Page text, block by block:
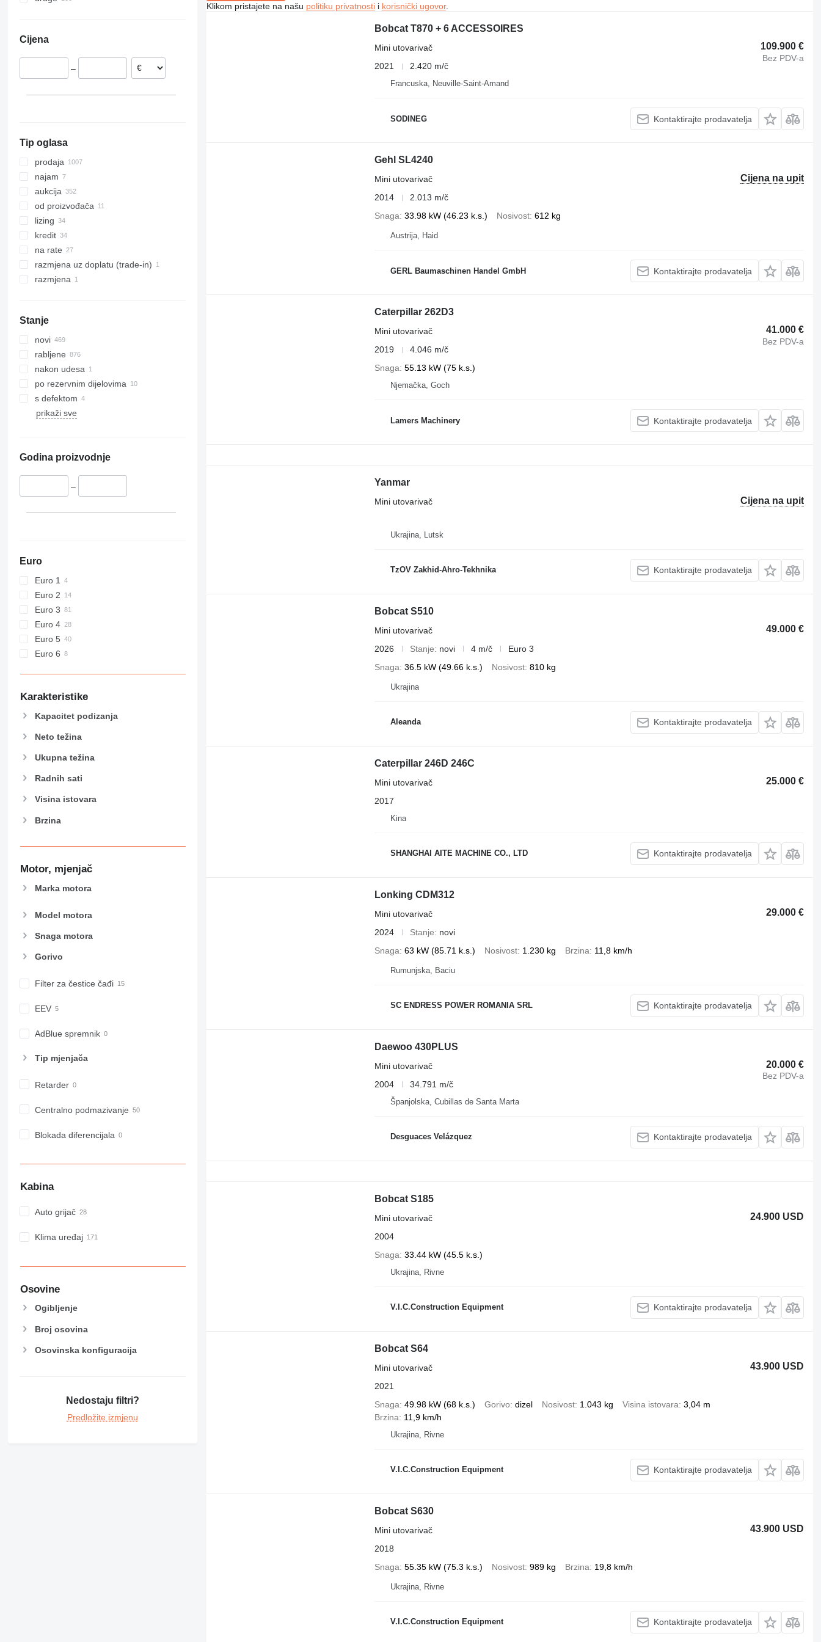
Poljska
Italija
Azerbejdžan
Turska
Urugvaj
Tanzanija
Cijena
–
Tip oglasa
prodaja
najam
aukcija
od proizvođača
lizing
kredit
na rate
razmjena uz doplatu (trade-in)
razmjena
Stanje
novi
rabljene
nakon udesa
po rezervnim dijelovima
s defektom
prikaži sve
Godina proizvodnje
–
Euro
Euro 1
Euro 2
Euro 3
Euro 4
Euro 5
Euro 6
Karakteristike
Kapacitet podizanja
Neto težina
Ukupna težina
Radnih sati
Visina istovara
Brzina
Motor, mjenjač
Marka motora
Model motora
Snaga motora
Gorivo
Filter za čestice čađi
EEV
AdBlue spremnik
Tip mјenjača
Retarder
Centralno podmazivanje
Blokada diferencijala
Kabina
Auto grijač
Klima uređaj
Osovine
Ogibljenje
Broj osovina
Osovinska konfiguracija
Nedostaju filtri?
Predložite izmjenu
Klikom pristajete na našu politiku privatnostii korisnički ugovor.
Bobcat T870 + 6 ACCESSOIRES
109.900 €
Bez PDV-a
Mini utovarivač
2021
2.420 m/č
Francuska, Neuville-Saint-Amand
SODINEG Kontaktirajte prodavatelja
Gehl SL4240
Cijena na upit
Mini utovarivač
2014
2.013 m/č
Snaga 33.98 kW (46.23 k.s.) Nosivost 612 kg
Austrija, Haid
GERL Baumaschinen Handel GmbH Kontaktirajte prodavatelja
Caterpillar 262D3
41.000 €
Bez PDV-a
Mini utovarivač
2019
4.046 m/č
Snaga 55.13 kW (75 k.s.)
Njemačka, Goch
Lamers Machinery Kontaktirajte prodavatelja
Yanmar
Cijena na upit
Mini utovarivač
Ukrajina, Lutsk
TzOV Zakhid-Ahro-Tekhnika Kontaktirajte prodavatelja
Bobcat S510
49.000 €
Mini utovarivač
2026
Stanje novi 4 m/č
Euro 3
Snaga 36.5 kW (49.66 k.s.) Nosivost 810 kg
Ukrajina
Aleanda Kontaktirajte prodavatelja
Caterpillar 246D 246C
25.000 €
Mini utovarivač
2017
Kina
SHANGHAI AITE MACHINE CO., LTD Kontaktirajte prodavatelja
Lonking CDM312
29.000 €
Mini utovarivač
2024
Stanje
novi
Snaga 63 kW (85.71 k.s.) Nosivost 1.230 kg Brzina 11,8 km/h
Rumunjska, Baciu
SC ENDRESS POWER ROMANIA SRL Kontaktirajte prodavatelja
Daewoo 430PLUS
20.000 €
Bez PDV-a
Mini utovarivač
2004
34.791 m/č
Španjolska, Cubillas de Santa Marta
Desguaces Velázquez Kontaktirajte prodavatelja
Bobcat S185
24.900 USD
Mini utovarivač
2004
Snaga 33.44 kW (45.5 k.s.)
Ukrajina, Rivne
V.I.C.Construction Equipment Kontaktirajte prodavatelja
Bobcat S64
43.900 USD
Mini utovarivač
2021
Snaga 49.98 kW (68 k.s.) Gorivo dizel Nosivost 1.043 kg Visina istovara 3,04 m
Brzina
11,9 km/h
Ukrajina, Rivne
V.I.C.Construction Equipment Kontaktirajte prodavatelja
Bobcat S630
43.900 USD
Mini utovarivač
2018
Snaga 55.35 kW (75.3 k.s.) Nosivost 989 kg Brzina 19,8 km/h
Ukrajina, Rivne
V.I.C.Construction Equipment Kontaktirajte prodavatelja